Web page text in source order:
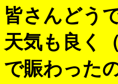
皆さんどう
天気も良く
で賑わった